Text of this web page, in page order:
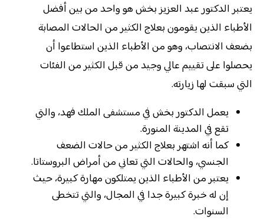
يعتبر الدكتور عبد العزيز بخش هو واحد من بين أفضل
الأطباء الذين يقومون بعلاج الكثير من الحالات المصابة
بضعف الانتصاب، وهو من الأطباء الذين استطاعوا أن
يحصلوا على تقييم عالي وجيد من قبل الكثير من الفئات
التي سبقت لها زيارته.
يعمل الدكتور بخش في مستشفى الملك فهد، والتي
تقع في المدينة المنورة.
كما أنه اشتهر بعلاج الكثير من حالات الضعف
الجنسي، والحالات التي تعاني من أمراض البروستاتا.
يعتبر من الأطباء الذين يمتلكون مهارة كبيرة، حيث
إن له خبرة كبيرة جدا في المجال، والتي تتخطى
السنوات.